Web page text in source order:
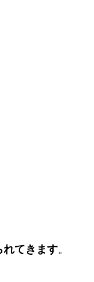
れてきます。